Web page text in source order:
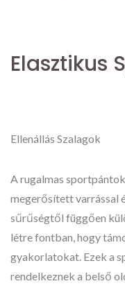
Elasztikus
Ellenállás Szalagok
A rugalmas
megerősített varrással
sűrűségtől függően
létre fontban, hogy
gyakorlatokat. Ezek a
rendelkeznek a belső